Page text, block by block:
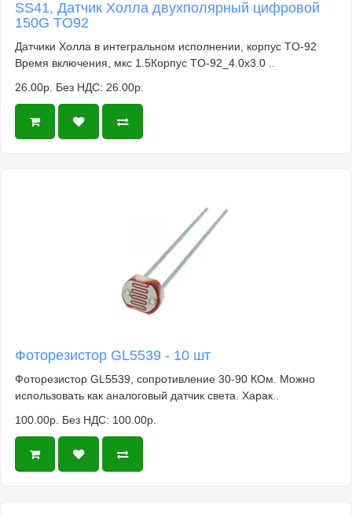
SS41, Датчик Холла двухполярный цифровой
150G TO92
Датчики Холла в интегральном исполнении, корпус TO-92
Время включения, мкс 1.5Корпус TO-92_4.0x3.0 ..
26.00р. Без НДС: 26.00р.
Фоторезистор GL5539 - 10 шт
Фоторезистор GL5539, сопротивление 30-90 КОм. Можно
использовать как аналоговый датчик света. Харак..
100.00р. Без НДС: 100.00р.